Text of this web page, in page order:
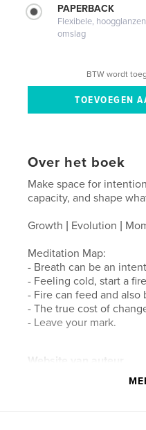
PAPERBACK
Flexibele,
omslag
BTW wordt
Over het boek
Make space for
capacity, and shape
Growth | Evolution |
Meditation Map:
- Breath can be an
- Feeling cold, start a
- Fire can feed and also
- The true cost of
- Leave your mark.
Website van auteur
http://www.fishfont.com